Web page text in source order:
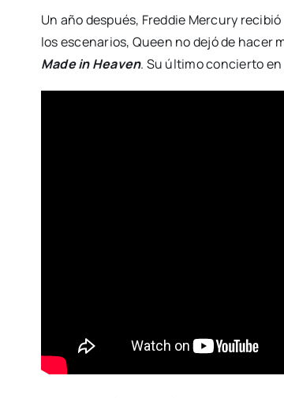
Un año después, Freddie Mercury
los escenarios, Queen no dejó de hacer
Made in Heaven. Su último concierto